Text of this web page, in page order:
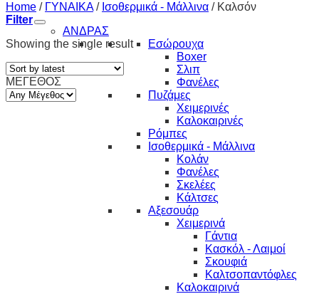
ΑΝΔΡΑΣ
Εσώρουχα
Boxer
Σλιπ
Φανέλες
Πυζάμες
Χειμερινές
Καλοκαιρινές
Ρόμπες
Ισοθερμικά - Μάλλινα
Κολάν
Φανέλες
Σκελέες
Κάλτσες
Αξεσουάρ
Χειμερινά
Γάντια
Κασκόλ - Λαιμοί
Σκουφιά
Καλτσοπαντόφλες
Καλοκαιρινά
Home / ΓΥΝΑΙΚΑ / Ισοθερμικά - Μάλλινα /Καλσόν
Filter
Showing the single result
ΜΕΓΕΘΟΣ